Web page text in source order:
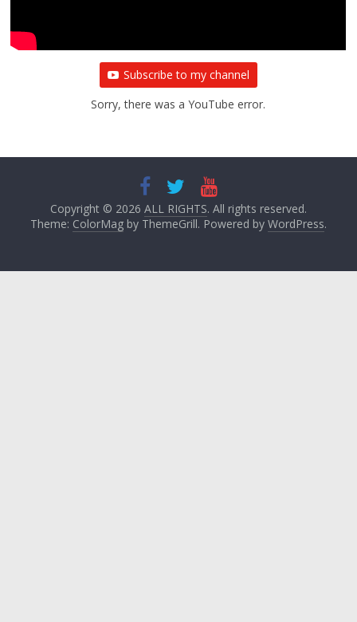
Subscribe to my channel
Sorry, there was a YouTube error.
Copyright © 2026 ALL RIGHTS. All rights reserved.
Theme: ColorMagby ThemeGrill. Powered by WordPress.